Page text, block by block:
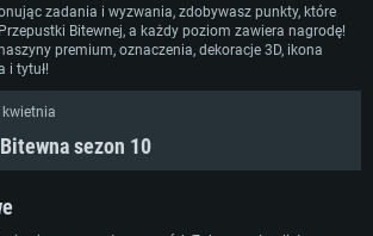
zadania i wyzwania, zdobywasz punkty, które
Bitewnej, a każdy poziom zawiera nagrodę!
premium, oznaczenia, dekoracje 3D, ikona
i tytuł!
sezon 10